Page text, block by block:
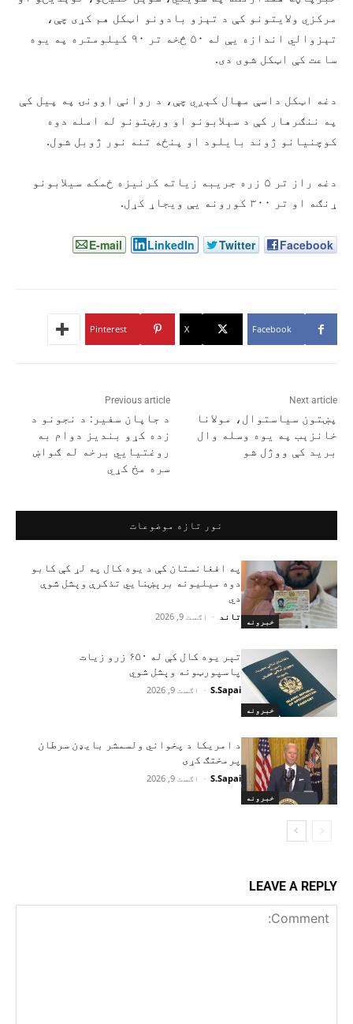
مرکزي ولایتونو کې د تېزو بادونو اټکل هم کړی چې،
تېزوالي اندازه یې له ۵۰ څخه تر ۹۰ کیلومتره په یوه
ساعت کې اټکل شوی دی.
دغه اټکل داسې مهال کېږي چې، د روانې اوونۍ په پیل کې
په ننګرهار کې د سېلابونو او ورښتونو له امله دوه
کوچنیانو ژوند بایلود او پنځه تنه نور ژوبل شول.
دغه راز تر ۵ زره جریبه زیاته کرنیزه ځمکه سیلابونو
ړنګه او تر ۳۰۰ کورونه یې ویجاړ کړل.
Facebook
Twitter
LinkedIn
E-mail
Facebook
X
Pinterest
Previous article
د جاپان سفیر: د نجونو د
زده کړو بندیز دوام به
روغتیایي برخه له ګواښ
سره مخ کړي
Next article
پښتون سیاستوال، مولانا
خانزېب په یوه وسله وال
برید کې ووژل شو
نور تازه موضوعات
خبرونه
په افغانستان کې د یوه کال په لړ کې کابو
دوه میلیونه برېښنايي تذکرې وېشل شوې
دي
تاند - اګست 9, 2026
خبرونه
تېر یوه کال کې له ۶۵۰ زرو زیات
پاسپورټونه وېشل شوي
S.Sapai
- اګست 9, 2026
خبرونه
د امریکا د پخواني ولسمشر بایډن سرطان
پرمختګ کړی
S.Sapai
- اګست 9, 2026
LEAVE A REPLY